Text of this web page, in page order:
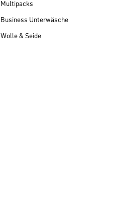
Multipacks
Business Unterwäsche
Wolle & Seide